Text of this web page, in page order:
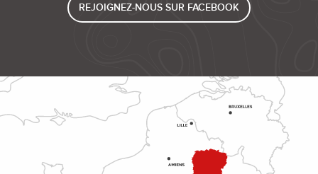
REJOIGNEZ-NOUS SUR FACEBOOK